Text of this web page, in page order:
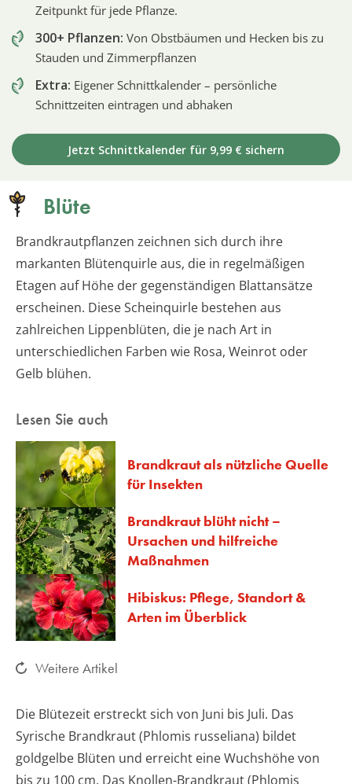
Zeitpunkt für jede Pflanze.
300+ Pflanzen: Von Obstbäumen und Hecken bis zu
Stauden und Zimmerpflanzen
Extra: Eigener Schnittkalender – persönliche
Schnittzeiten eintragen und abhaken
Jetzt Schnittkalender für 9,99 € sichern
Blüte
Brandkrautpflanzen zeichnen sich durch ihre
markanten Blütenquirle aus, die in regelmäßigen
Etagen auf Höhe der gegenständigen Blattansätze
erscheinen. Diese Scheinquirle bestehen aus
zahlreichen Lippenblüten, die je nach Art in
unterschiedlichen Farben wie Rosa, Weinrot oder
Gelb blühen.
Lesen Sie auch
Brandkraut als nützliche Quelle
für Insekten
Brandkraut blüht nicht –
Ursachen und hilfreiche
Maßnahmen
Hibiskus: Pflege, Standort &
Arten im Überblick
Weitere Artikel
Die Blütezeit erstreckt sich von Juni bis Juli. Das
Syrische Brandkraut (Phlomis russeliana) bildet
goldgelbe Blüten und erreicht eine Wuchshöhe von
bis zu 100 cm. Das Knollen-Brandkraut (Phlomis